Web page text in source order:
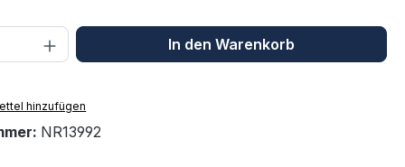
Anzahl: Gib den gewünschten Wert
In den Warenkorb
hinzufügen
NR13992